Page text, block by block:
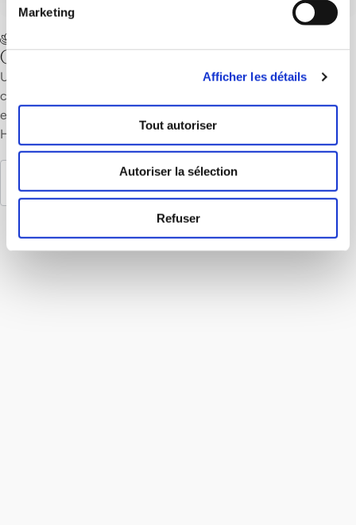
Gommage douche à l’argousier Farfalla
Un doux gommage corporel à l’argousier, enrichi de grains de
cranberry et de bambou, cajole la peau et les sens. Créé
exclusivement pour le rituel spa romano-irlandais au
Hürlimannbad Zürich.